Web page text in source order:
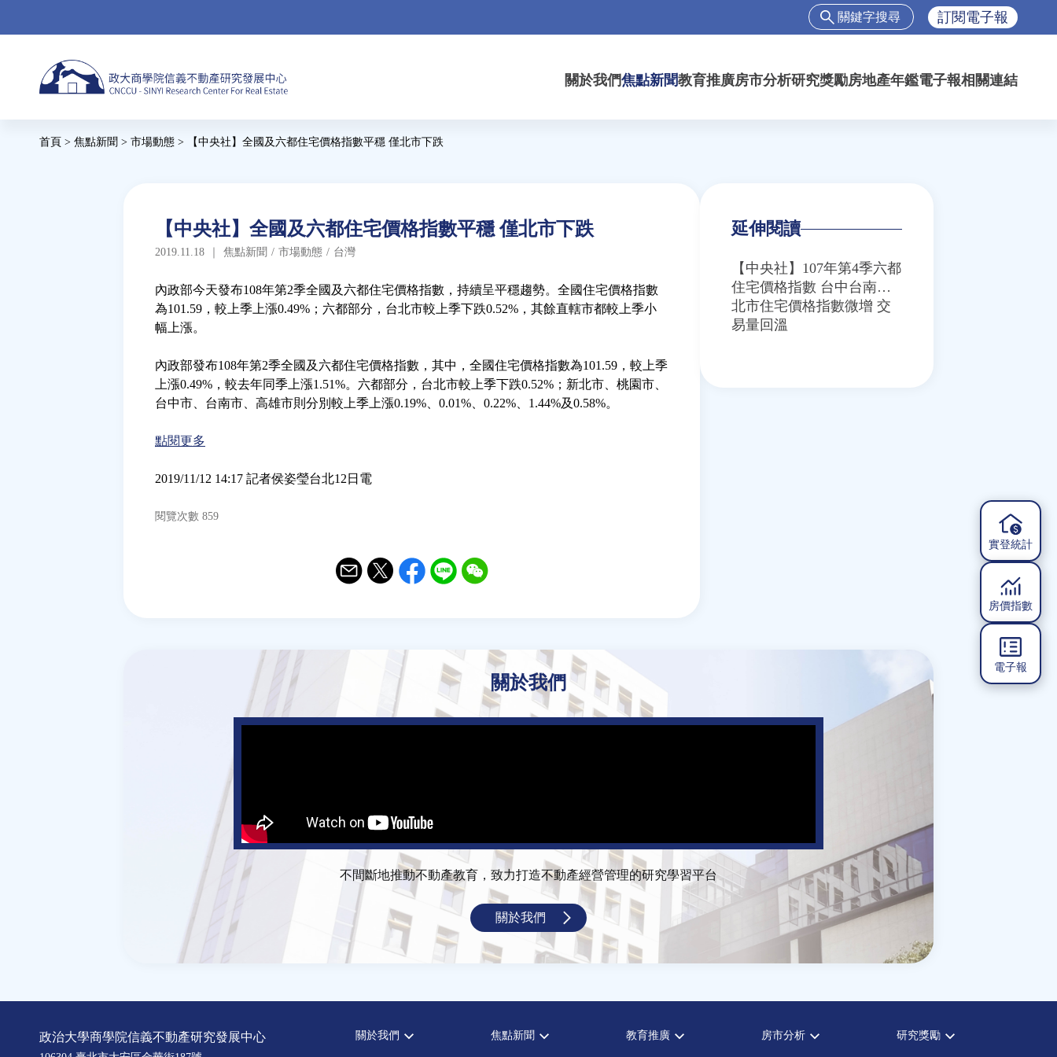
搜
表
單
搜
尋
訂閱電子報
關於我們焦點新聞教育推廣房市分析研究獎勵房地產年鑑電子報相關連結
首頁 > 焦點新聞 > 市場動態 > 【中央社】全國及六都住宅價格指數平穩 僅北市下跌
to
Back
【中央社】全國及六都住宅價格指數平穩 僅北市下跌
2019.11.18 焦點新聞 / 市場動態 / 台灣
內政部今天發布108年第2季全國及六都住宅價格指數，持續呈平穩趨勢。全國住宅價格指數
為101.59，較上季上漲0.49%；六都部分，台北市較上季下跌0.52%，其餘直轄市都較上季小
幅上漲。
內政部發布108年第2季全國及六都住宅價格指數，其中，全國住宅價格指數為101.59，較上季
上漲0.49%，較去年同季上漲1.51%。六都部分，台北市較上季下跌0.52%；新北市、桃園市、
台中市、台南市、高雄市則分別較上季上漲0.19%、0.01%、0.22%、1.44%及0.58%。
點閱更多
2019/11/12 14:17 記者侯姿瑩台北12日電
閱覽次數 859
延伸閱讀
【中央社】107年第4季六都
住宅價格指數 台中台南高
雄上漲
北市住宅價格指數微增 交
易量回溫
關於我們
不間斷地推動不動產教育，致力打造不動產經營管理的研究學習平台
關於我們
政治大學商學院信義不動產研究發展中心 關於我們 焦點新聞 教育推廣 房市分析 研究獎勵
實登統計
房價指數
電子報